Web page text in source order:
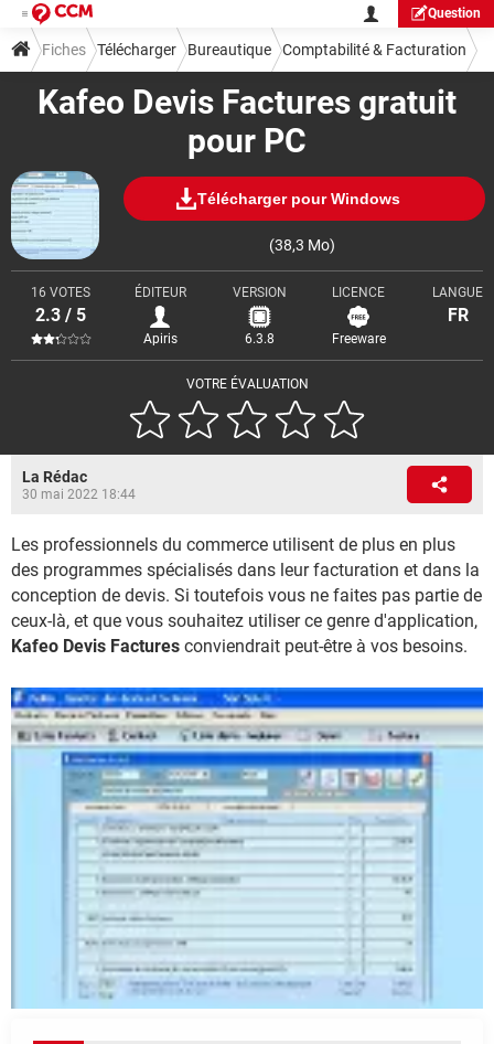
Question
Kafeo Devis Factures gratuit
pour PC
Télécharger pour Windows
(38,3 Mo)
VOTRE ÉVALUATION
16 VOTES
2.3 / 5
ÉDITEUR
Apiris
VERSION
6.3.8
LICENCE
Freeware
LANGUE
FR
Fiches Télécharger Bureautique Comptabilité & Facturation
La Rédac
30 mai 2022 18:44
Les professionnels du commerce utilisent de plus en plus
des programmes spécialisés dans leur facturation et dans la
conception de devis. Si toutefois vous ne faites pas partie de
ceux-là, et que vous souhaitez utiliser ce genre d'application,
Kafeo Devis Factures conviendrait peut-être à vos besoins.